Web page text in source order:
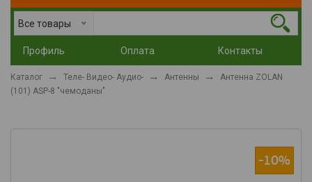
Все товары
Профиль Оплата Контакты
Каталог Теле- Видео- Аудио- Антенны
Антенна ZOLAN
(101) ASP-8 "чемоданы"
-10%